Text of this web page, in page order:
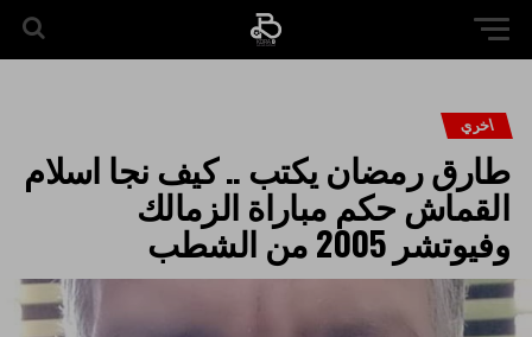
اخري
طارق رمضان يكتب .. كيف نجا اسلام
القماش حكم مباراة الزمالك
وفيوتشر 2005 من الشطب